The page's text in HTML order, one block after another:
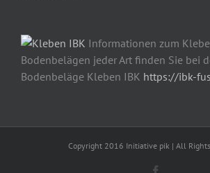
Informationen zum
Bodenbelägen jeder Art finden Sie bei
Bodenbeläge Kleben IBK https://ibk-
Copyright 2016 Initiative pik | All Rights